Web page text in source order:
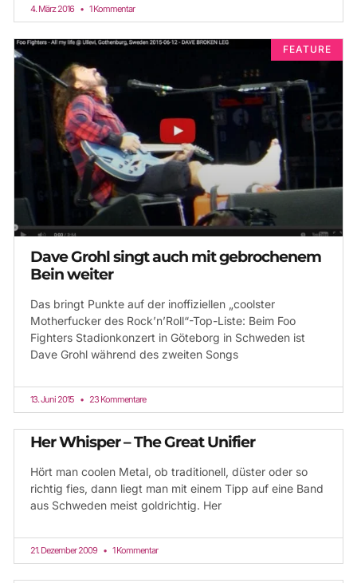
4. März 2016 1 Kommentar
FEATURE
Dave Grohl singt auch mit gebrochenem
Bein weiter
Das bringt Punkte auf der inoffiziellen „coolster
Motherfucker des Rock’n’Roll“-Top-Liste: Beim Foo
Fighters Stadionkonzert in Göteborg in Schweden ist
Dave Grohl während des zweiten Songs
13. Juni 2015 23 Kommentare
Her Whisper – The Great Unifier
Hört man coolen Metal, ob traditionell, düster oder so
richtig fies, dann liegt man mit einem Tipp auf eine Band
aus Schweden meist goldrichtig. Her
21. Dezember 2009 1 Kommentar